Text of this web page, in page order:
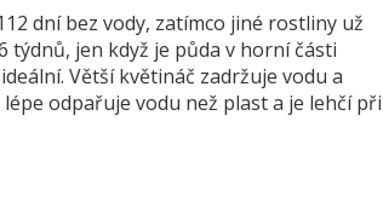
dní bez vody, zatímco jiné rostliny už
týdnů, jen když je půda v horní části
Větší květináč zadržuje vodu a
odpařuje vodu než plast a je lehčí při